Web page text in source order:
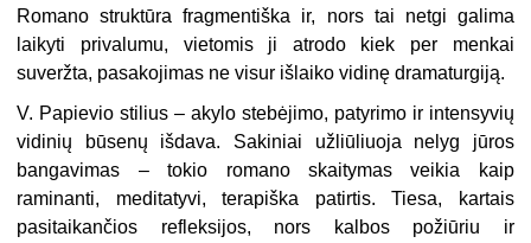
Romano struktūra fragmentiška ir, nors tai netgi galima
laikyti privalumu, vietomis ji atrodo kiek per menkai
suveržta, pasakojimas ne visur išlaiko vidinę dramaturgiją.
V. Papievio stilius – akylo stebėjimo, patyrimo ir intensyvių
vidinių būsenų išdava. Sakiniai užliūliuoja nelyg jūros
bangavimas – tokio romano skaitymas veikia kaip
raminanti, meditatyvi, terapiška patirtis. Tiesa, kartais
pasitaikančios refleksijos, nors kalbos požiūriu ir